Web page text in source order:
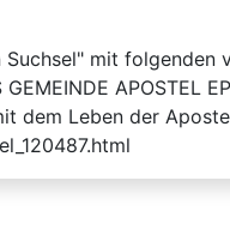
mit folgenden
GEMEINDE
dem Leben der